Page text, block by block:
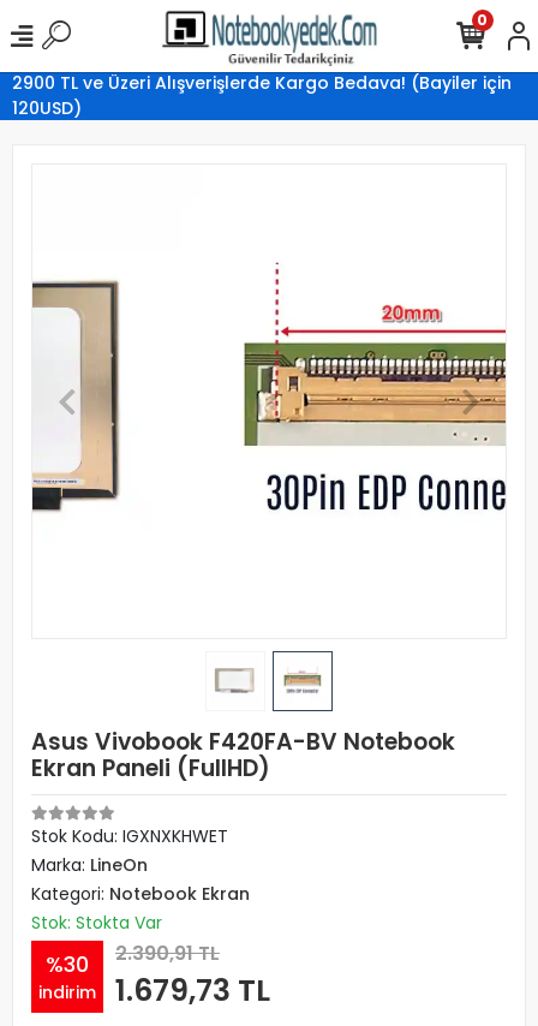
2900 TL ve Üzeri Alışverişlerde Kargo Bedava! (Bayiler için
120USD)
0
Asus Vivobook F420FA-BV Notebook
Ekran Paneli (FullHD)
Stok Kodu: IGXNXKHWET
Marka: LineOn
Kategori: Notebook Ekran
Stok: Stokta Var
%30
indirim
2.390,91 TL
1.679,73 TL